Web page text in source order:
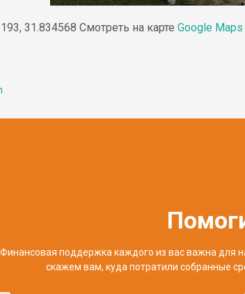
31.834568 Смотреть на карте Google Maps
Финансовая поддержка каждого из вас важна для
скажем вам, куда потратили собранные